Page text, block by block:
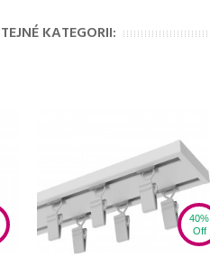
KATEGORII:
40%
Off